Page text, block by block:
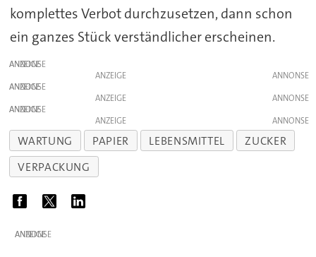
komplettes Verbot durchzusetzen, dann schon
ein ganzes Stück verständlicher erscheinen.
ANZEIGE
ANZEIGE
ANZEIGE
ANZEIGE
ANZEIGE
ANZEIGE
WARTUNG PAPIER LEBENSMITTEL
ZUCKER
VERPACKUNG
ANZEIGE